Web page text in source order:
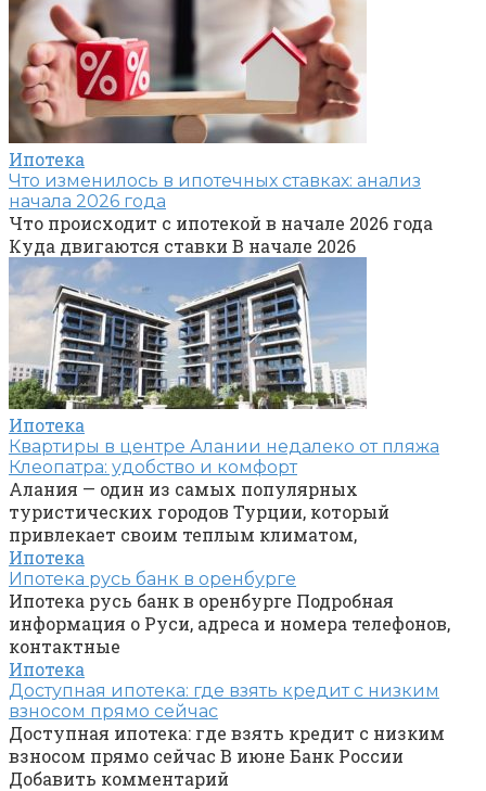
Ипотека
Что изменилось в ипотечных ставках: анализ
начала 2026 года
Что происходит с ипотекой в начале 2026 года
Куда двигаются ставки В начале 2026
Ипотека
Квартиры в центре Алании недалеко от пляжа
Клеопатра: удобство и комфорт
Алания — один из самых популярных
туристических городов Турции, который
привлекает своим теплым климатом,
Ипотека
Ипотека русь банк в оренбурге
Ипотека русь банк в оренбурге Подробная
информация о Руси, адреса и номера телефонов,
контактные
Ипотека
Доступная ипотека: где взять кредит с низким
взносом прямо сейчас
Доступная ипотека: где взять кредит с низким
взносом прямо сейчас В июне Банк России
Добавить комментарий